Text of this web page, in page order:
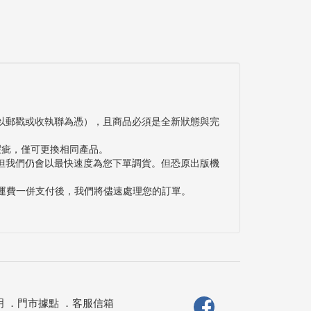
戳或收執聯為憑），且商品必須是全新狀態與完
，僅可更換相同產品。
們仍會以最快速度為您下單調貨。但恐原出版機
一併支付後，我們將儘速處理您的訂單。
． 門市據點． 客服信箱